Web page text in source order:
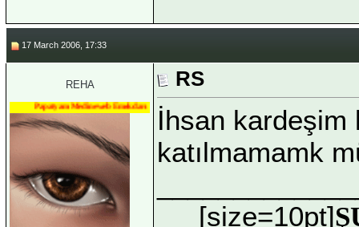
17 March 2006, 17:33
REHA
Papatyam Medineweb Emekdarı
RS
İhsan kardeşim
katılmamamk
[size=10pt]